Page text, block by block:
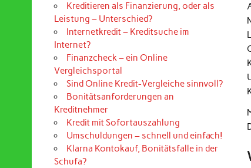
Kreditieren als Finanzierung, oder als
Leistung – Unterschied?
Internetkredit – Kreditsuche im
Internet?
Finanzcheck – ein Online
Vergleichsportal
Sind Online Kredit-Vergleiche sinnvoll?
Bonitätsanforderungen an
Kreditnehmer
Kredit mit Sofortauszahlung
Umschuldungen – schnell und einfach!
Klarna Kontokauf, Bonitätsfalle in der
Schufa?